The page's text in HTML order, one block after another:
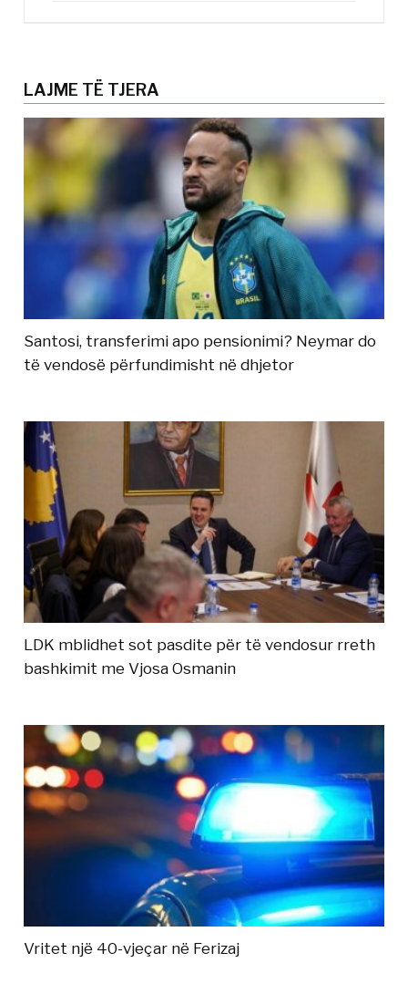
LAJME TË TJERA
Santosi, transferimi apo pensionimi? Neymar do
të vendosë përfundimisht në dhjetor
LDK mblidhet sot pasdite për të vendosur rreth
bashkimit me Vjosa Osmanin
Vritet një 40-vjeçar në Ferizaj